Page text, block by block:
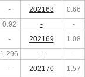
- 202168
0.66
0.92 -
-
- 202169
1.08
1.296 -
-
- 202170
1.57